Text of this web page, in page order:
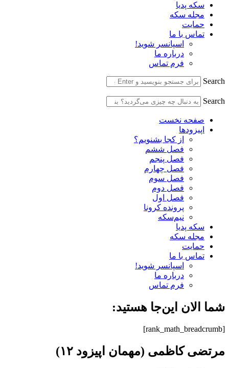
سکه پدیا
مجله سکه
حمایت
تماس با ما
اسپانسر شوید!
درباره ما
فرم تماس
Search
Search
صفحه نخست
اپیزودها
از کجا بشنویم؟
فصل ششم
فصل پنجم
فصل چهارم
فصل سوم
فصل دوم
فصل اول
پرونده کرونا
نیم‌سکه
سکه پدیا
مجله سکه
حمایت
تماس با ما
اسپانسر شوید!
درباره ما
فرم تماس
شما الان این‌جا هستید:
[rank_math_breadcrumb]
مرتضی کاظمی (مهمان اپیزود ۱۲)